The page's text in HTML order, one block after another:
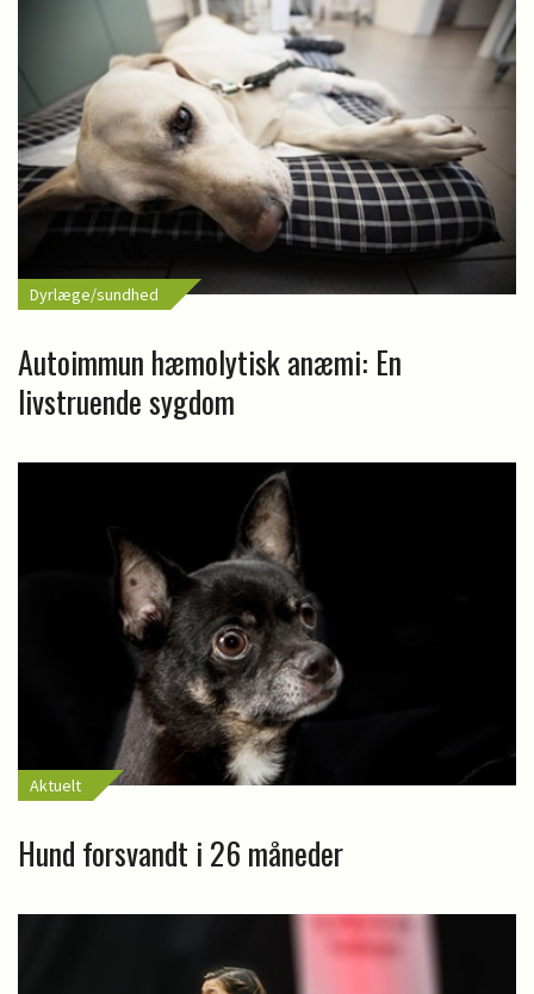
Dyrlæge/sundhed
Autoimmun hæmolytisk anæmi: En
livstruende sygdom
Aktuelt
Hund forsvandt i 26 måneder